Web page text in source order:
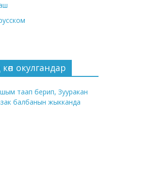
окулгандар
шым таап берип, Зууракан
балбанын жыкканда